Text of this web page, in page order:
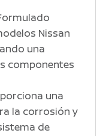
Nissan
una
componentes
una
la corrosión y
de